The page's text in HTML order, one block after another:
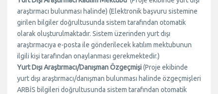
araştırmacı bulunması halinde) (Elektronik başvuru sistemine
girilen bilgiler doğrultusunda sistem tarafından otomatik
olarak oluşturulmaktadır. Sistem üzerinden yurt dışı
araştırmacıya e-posta ile gönderilecek katılım mektubunun
ilgili kişi tarafından onaylanması gerekmektedir.)
Yurt Dışı Araştırmacı/Danışman Özgeçmişi(Proje ekibinde
yurt dışı araştırmacı/danışman bulunması halinde özgeçmişleri
ARBİS bilgileri doğrultusunda sistem tarafından otomatik